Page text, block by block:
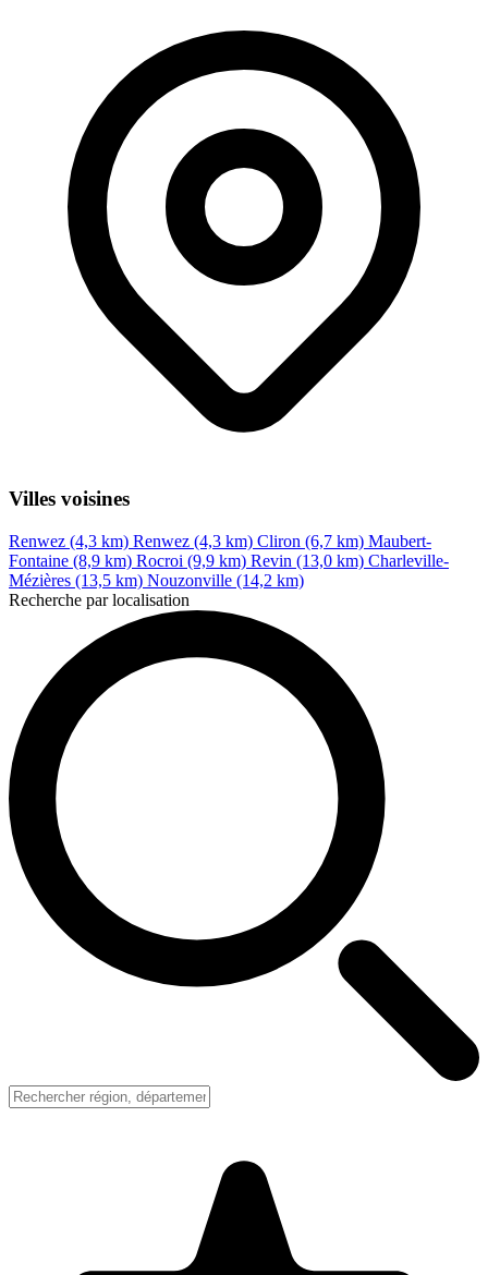
Villes voisines
Renwez (4,3 km) Renwez (4,3 km) Cliron (6,7 km) Maubert-
Fontaine (8,9 km) Rocroi (9,9 km) Revin (13,0 km) Charleville-
Mézières (13,5 km) Nouzonville (14,2 km)
Recherche par localisation